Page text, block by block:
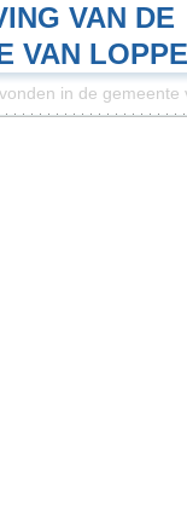
VAN DE
VAN
in de gemeente